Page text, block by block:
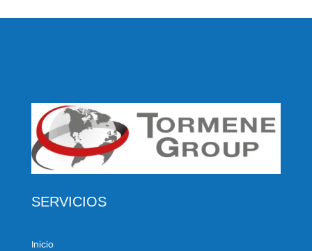
SERVICIOS
Inicio